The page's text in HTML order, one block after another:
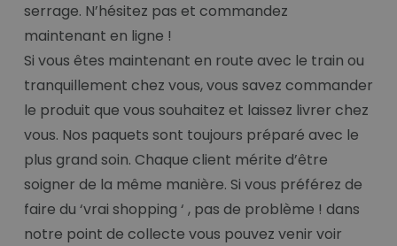
serrage. N’hésitez pas et commandez
maintenant en ligne !
Si vous êtes maintenant en route avec le train ou
tranquillement chez vous, vous savez commander
le produit que vous souhaitez et laissez livrer chez
vous. Nos paquets sont toujours préparé avec le
plus grand soin. Chaque client mérite d’être
soigner de la même manière. Si vous préférez de
faire du ‘vrai shopping ‘ , pas de problème ! dans
notre point de collecte vous pouvez venir voir